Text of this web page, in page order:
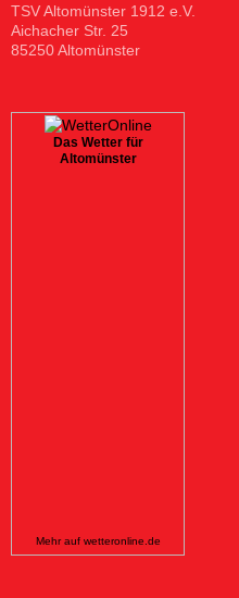
TSV Altomünster 1912 e.V.
Aichacher Str. 25
85250 Altomünster
Das Wetter für
Altomünster
Mehr auf wetteronline.de